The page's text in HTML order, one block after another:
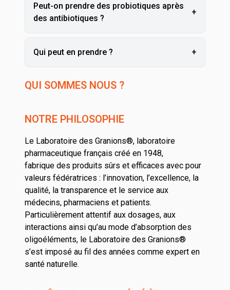
Peut-on prendre des probiotiques après
des antibiotiques ?
+
Qui peut en prendre ? +
QUI SOMMES NOUS ?
NOTRE PHILOSOPHIE
Le Laboratoire des Granions®, laboratoire
pharmaceutique français créé en 1948,
fabrique des produits sûrs et efficaces avec pour
valeurs fédératrices : l’innovation, l’excellence, la
qualité, la transparence et le service aux
médecins, pharmaciens et patients.
Particulièrement attentif aux dosages, aux
interactions ainsi qu’au mode d’absorption des
oligoéléments, le Laboratoire des Granions®
s’est imposé au fil des années comme expert en
santé naturelle.